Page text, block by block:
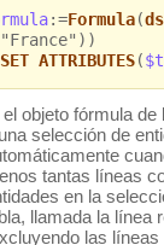
:=Formula(ds
ATTRIBUTES(
el objeto fórmula
selección de
tantas líneas
en la
llamada la línea
las